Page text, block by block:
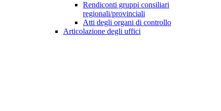
Rendiconti gruppi consiliari
regionali/provinciali
Atti degli organi di controllo
Articolazione degli uffici